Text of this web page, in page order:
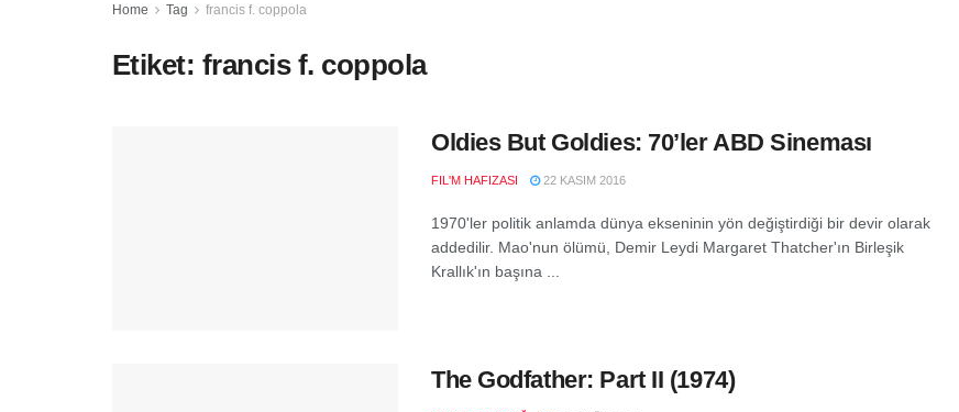
Home Tag francis f. coppola
Etiket: francis f. coppola
Oldies But Goldies: 70’ler ABD Sineması
FIL'M HAFIZASI 22 KASIM 2016
1970'ler politik anlamda dünya ekseninin yön değiştirdiği bir devir olarak
addedilir. Mao'nun ölümü, Demir Leydi Margaret Thatcher'ın Birleşik
Krallık'ın başına ...
The Godfather: Part II (1974)